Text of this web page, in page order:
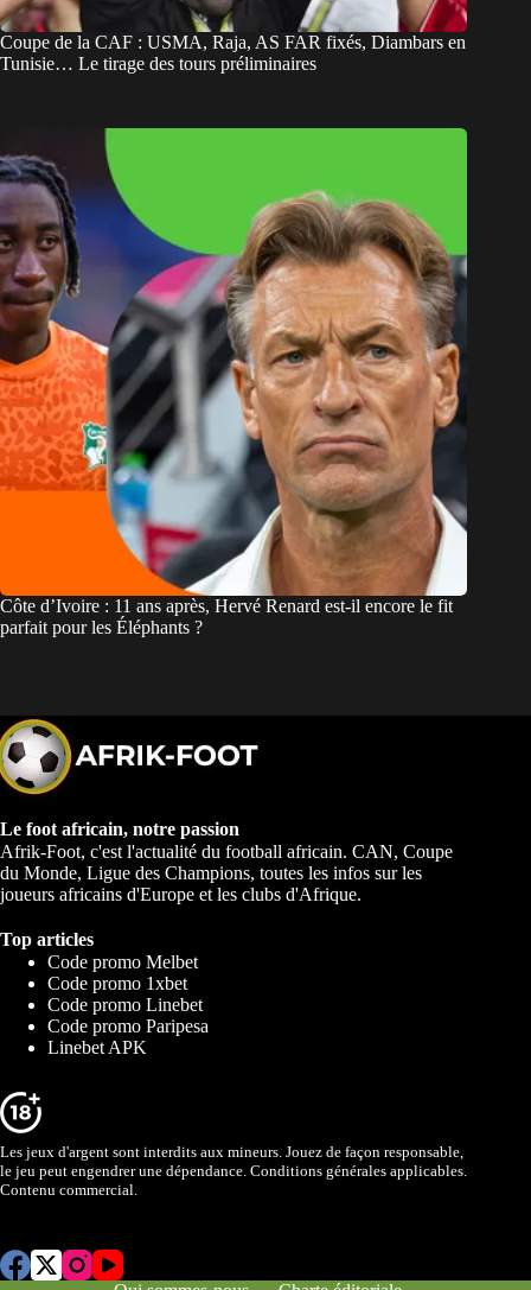
Coupe de la CAF : USMA, Raja, AS FAR fixés, Diambars en
Tunisie… Le tirage des tours préliminaires
Côte d’Ivoire : 11 ans après, Hervé Renard est-il encore le fit
parfait pour les Éléphants ?
Le foot africain, notre passion
Afrik-Foot, c'est l'actualité du football africain. CAN, Coupe
du Monde, Ligue des Champions, toutes les infos sur les
joueurs africains d'Europe et les clubs d'Afrique.
Top articles
Code promo Melbet
Code promo 1xbet
Code promo Linebet
Code promo Paripesa
Linebet APK
Les jeux d'argent sont interdits aux mineurs. Jouez de façon responsable,
le jeu peut engendrer une dépendance. Conditions générales applicables.
Contenu commercial.